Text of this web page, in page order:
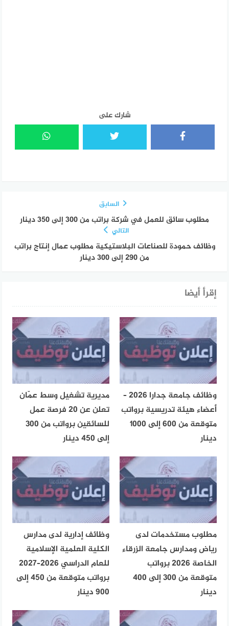
شارك على
السابق
مطلوب سائق للعمل في شركة براتب من 300 إلى 350 دينار
التالي
وظائف حمودة للصناعات البلاستيكية مطلوب عمال إنتاج براتب
من 290 إلى 300 دينار
إقرأ أيضا
وظائف جامعة جدارا 2026 –
أعضاء هيئة تدريسية برواتب
متوقعة من 600 إلى 1000
دينار
مديرية تشغيل وسط عمّان
تعلن عن 20 فرصة عمل
للسائقين برواتب من 300
إلى 450 دينار
مطلوب مستخدمات لدى
رياض ومدارس جامعة الزرقاء
الخاصة 2026 برواتب
متوقعة من 300 إلى 400
دينار
وظائف إدارية لدى مدارس
الكلية العلمية الإسلامية
للعام الدراسي 2026–2027
برواتب متوقعة من 450 إلى
900 دينار